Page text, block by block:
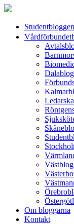
Studentbloggen
Om bloggarna
Kontakt